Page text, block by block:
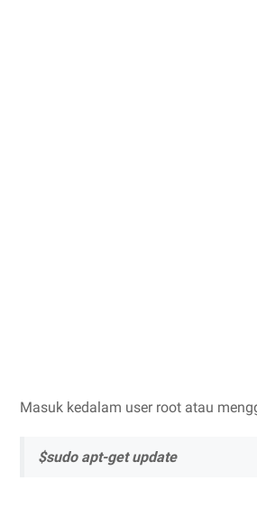
Masuk kedalam user root atau
$sudo apt-get update